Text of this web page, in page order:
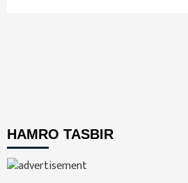
HAMRO TASBIR